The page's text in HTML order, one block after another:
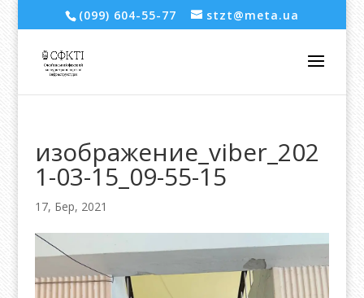
(099) 604-55-77 stzt@meta.ua
изображение_viber_202
1-03-15_09-55-15
17, Бер, 2021